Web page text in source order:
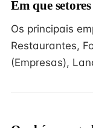
Em que
Os principais
Restaurantes,
(Empresas),